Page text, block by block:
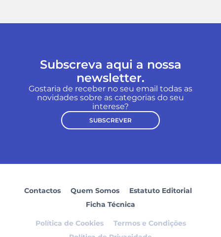
Subscreva aqui a nossa
newsletter.
Gostaria de receber no seu email todas as
novidades sobre as categorias do seu
interese?
SUBSCREVER
Contactos Quem Somos
Estatuto Editorial
Ficha Técnica
Política de Cookies
Termos e Condições